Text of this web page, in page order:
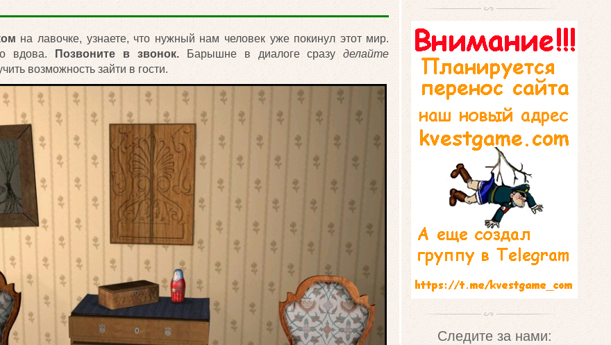
на лавочке, узнаете, что нужный нам человек уже покинул этот мир.
вдова.
Позвоните в звонок.Барышне в диалоге сразуделайте
возможность зайти в гости.
Следите за нами: